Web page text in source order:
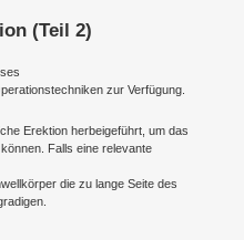
(Teil 2)
zur Verfügung.
Erektion herbeigeführt, um das
Falls eine relevante
die zu lange Seite des